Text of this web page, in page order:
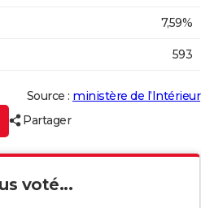
7,59%
593
Source : ministère de l’Intérieur
Partager
voté...